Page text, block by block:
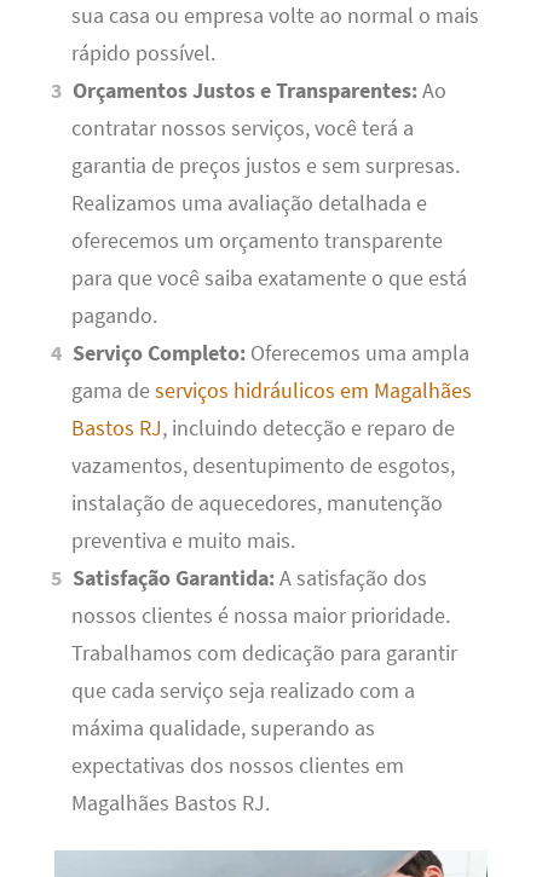
sua casa ou empresa volte ao normal o mais
rápido possível.
Orçamentos Justos e Transparentes:Ao
contratar nossos serviços, você terá a
garantia de preços justos e sem surpresas.
Realizamos uma avaliação detalhada e
oferecemos um orçamento transparente
para que você saiba exatamente o que está
pagando.
Serviço Completo: Oferecemos uma ampla
gama deserviços hidráulicos em Magalhães
Bastos RJ, incluindo detecção e reparo de
vazamentos, desentupimento de esgotos,
instalação de aquecedores, manutenção
preventiva e muito mais.
Satisfação Garantida:A satisfação dos
nossos clientes é nossa maior prioridade.
Trabalhamos com dedicação para garantir
que cada serviço seja realizado com a
máxima qualidade, superando as
expectativas dos nossos clientes em
Magalhães Bastos RJ.